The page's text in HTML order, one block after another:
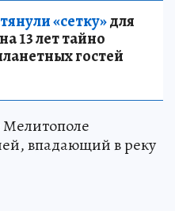
«сетку»для
13 лет тайно
гостей
Мелитополе
впадающий в реку